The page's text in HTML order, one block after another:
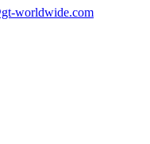
worldwide.com